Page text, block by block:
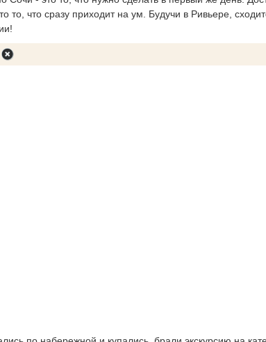
то, что сразу приходит на ум. Будучи в Ривьере,